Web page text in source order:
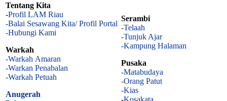
Tentang Kita
-Profil LAM Riau
-Balai Sesawang Kita/ Profil Portal
-Hubungi Kami
Warkah
-Warkah Amaran
-Warkan Penabalan
-Warkah Petuah
Anugerah
Serambi
-Telaah
-Tunjuk Ajar
-Kampung Halaman
Pusaka
-Matabudaya
-Orang Patut
-Kias
-Kosakata